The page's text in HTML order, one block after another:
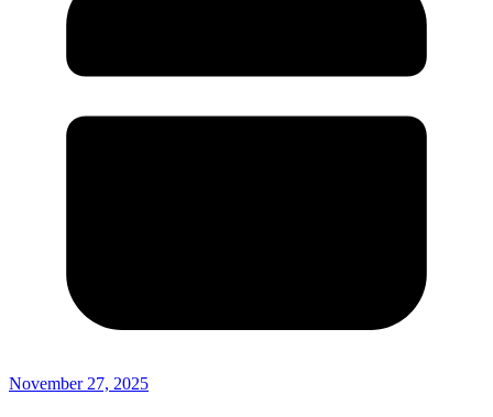
November 27, 2025